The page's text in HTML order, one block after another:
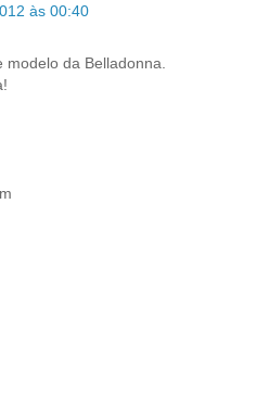
às 00:40
da Belladonna.